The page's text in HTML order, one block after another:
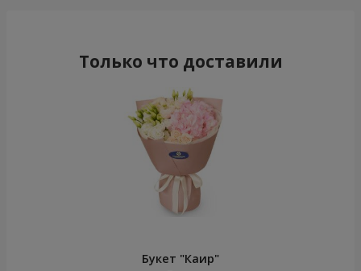
Только что доставили
Букет "Каир"